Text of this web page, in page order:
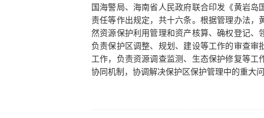
国海警局、海南省人民政府联合印发《黄岩
责任等作出规定，共十六条。根据管理办法
然资源保护利用管理和资产核算、确权登记
负责保护区调整、规划、建设等工作的审查
工作，负责资源调查监测、生态保护修复等
协同机制，协调解决保护区保护管理中的重大